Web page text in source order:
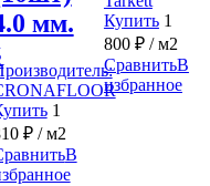
мм.
1
₽/ м2
В
Купить 1
800 ₽/ м2
СравнитьВ
избранное